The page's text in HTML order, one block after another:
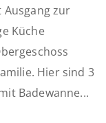
Ausgang zur
Küche
Hier sind 3
Badewanne...